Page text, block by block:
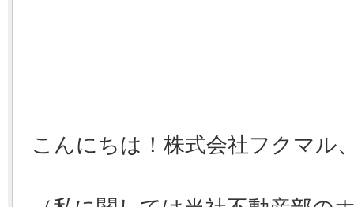
こんにちは！株式会社フクマル